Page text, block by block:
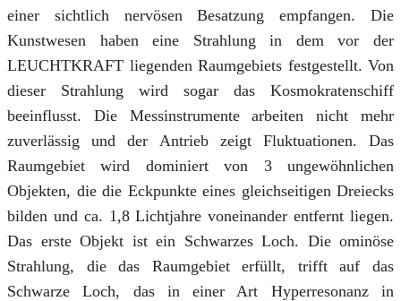
einer sichtlich nervösen Besatzung empfangen. Die
Kunstwesen haben eine Strahlung in dem vor der
LEUCHTKRAFT liegenden Raumgebiets festgestellt. Von
dieser Strahlung wird sogar das Kosmokratenschiff
beeinflusst. Die Messinstrumente arbeiten nicht mehr
zuverlässig und der Antrieb zeigt Fluktuationen. Das
Raumgebiet wird dominiert von 3 ungewöhnlichen
Objekten, die die Eckpunkte eines gleichseitigen Dreiecks
bilden und ca. 1,8 Lichtjahre voneinander entfernt liegen.
Das erste Objekt ist ein Schwarzes Loch. Die ominöse
Strahlung, die das Raumgebiet erfüllt, trifft auf das
Schwarze Loch, das in einer Art Hyperresonanz in